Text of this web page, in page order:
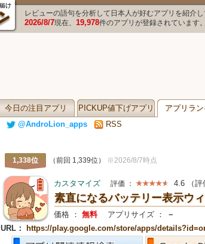
レビューの語句を分析して日本人が好むアプリを紹介し
2026/8/7現在、 19,978件のアプリが登録されています。
今日の注目アプリ PICKUP値下げアプリ アプリラ
@AndroLion_apps
RSS
1,338位 （前回 1,339位） ※2026/8/7時点
カスタマイズ 評価 ： 4.6 （評
素直になるバッテリー表示ウ
価格 ： 無料 アプリサイズ ：
－
URL：
https://play.google.com/store/apps/